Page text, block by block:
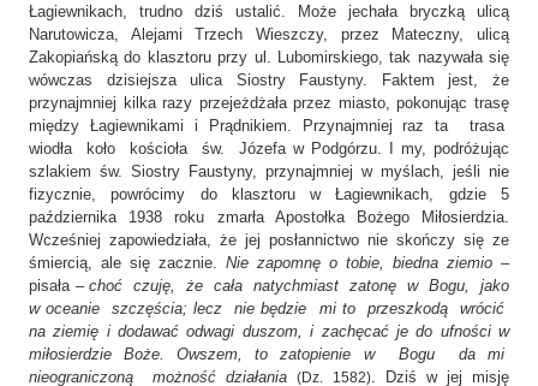
Łagiewnikach, trudno dziś ustalić. Może jechała bryczką ulicą
Narutowicza, Alejami Trzech Wieszczy, przez Mateczny, ulicą
Zakopiańską do klasztoru przy ul. Lubomirskiego, tak nazywała się
wówczas dzisiejsza ulica Siostry Faustyny. Faktem jest, że
przynajmniej kilka razy przejeżdżała przez miasto, pokonując trasę
między Łagiewnikami i Prądnikiem. Przynajmniej raz ta trasa
wiodła koło kościoła św. Józefa w Podgórzu. I my, podróżując
szlakiem św. Siostry Faustyny, przynajmniej w myślach, jeśli nie
fizycznie, powrócimy do klasztoru w Łagiewnikach, gdzie 5
października 1938 roku zmarła Apostołka Bożego Miłosierdzia.
Wcześniej zapowiedziała, że jej posłannictwo nie skończy się ze
śmiercią, ale się zacznie. Nie zapomnę o tobie, biedna ziemio –
pisała – choć czuję, że cała natychmiast zatonę w Bogu, jako
w oceanie szczęścia; lecz nie będzie mi to przeszkodą wrócić
na ziemię i dodawać odwagi duszom, i zachęcać je do ufności w
miłosierdzie Boże. Owszem, to zatopienie w Bogu da mi
nieograniczoną możność działania
(Dz. 1582). Dziś w jej misję